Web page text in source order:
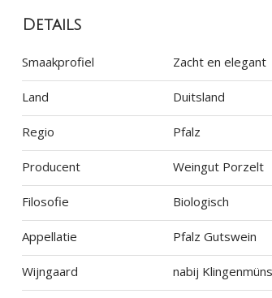
Details
Smaakprofiel Zacht en elegant
Land Duitsland
Regio Pfalz
Producent Weingut Porzelt
Filosofie Biologisch
Appellatie Pfalz Gutswein
Wijngaard nabij